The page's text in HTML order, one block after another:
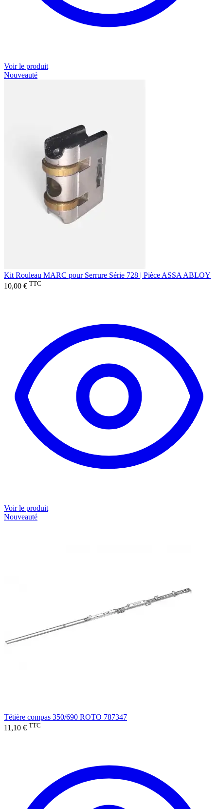
Voir le produit
Nouveauté
Kit Rouleau MARC pour Serrure Série 728 | Pièce ASSA ABLOY
10,00 € TTC
Voir le produit
Nouveauté
Têtière compas 350/690 ROTO 787347
11,10 € TTC